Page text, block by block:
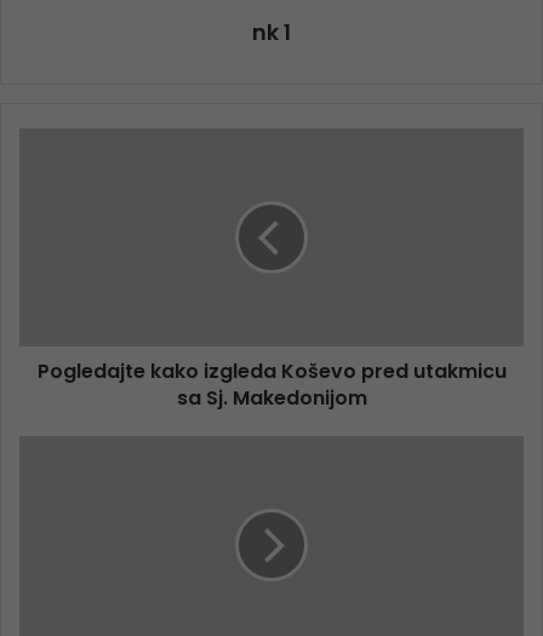
nk 1
Pogledajte kako izgleda Koševo pred utakmicu
sa Sj. Makedonijom